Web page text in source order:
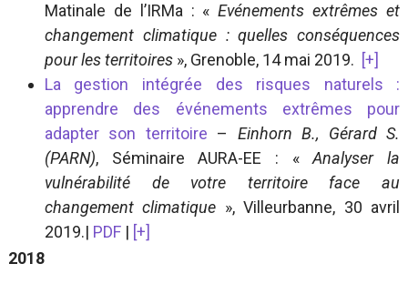
Matinale de l’IRMa : «Evénements extrêmes et
changement climatique : quelles conséquences
pour les territoires», Grenoble, 14 mai 2019. [+]
La gestion intégrée des risques naturels :
apprendre des événements extrêmes pour
adapter son territoire – Einhorn B., Gérard S.
(PARN), Séminaire AURA-EE : «Analyser la
vulnérabilité de votre territoire face au
changement climatique », Villeurbanne, 30 avril
2019.| PDF| [+]
2018